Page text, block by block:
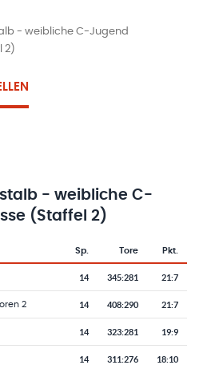
- weibliche C-Jugend
2)
- weibliche C-
(Staffel 2)
Sp. Tore Pkt.
14 345:281 21:7
2 14 408:290 21:7
14 323:281 19:9
14 311:276 18:10